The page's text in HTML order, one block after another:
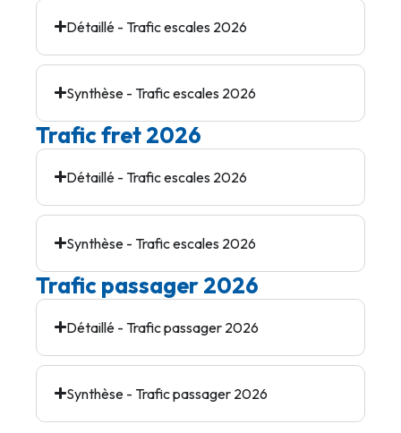
Détaillé - Trafic escales 2026
Synthèse - Trafic escales 2026
Trafic fret 2026
Détaillé - Trafic escales 2026
Synthèse - Trafic escales 2026
Trafic passager 2026
Détaillé - Trafic passager 2026
Synthèse - Trafic passager 2026